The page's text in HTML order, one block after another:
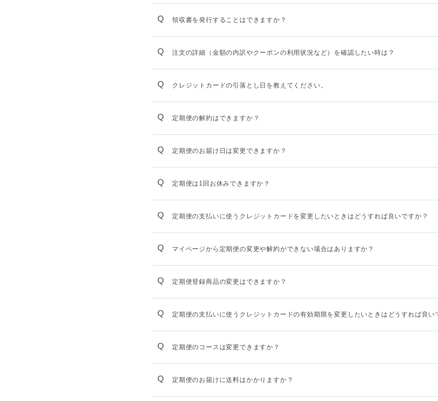
Q 領収書を発行することはできますか？
Q 注文の詳細（金額の内訳やクーポンの利用状況など）を確認したい時は？
Q クレジットカードの引落とし日を教えてください。
Q 定期便の解約はできますか？
Q 定期便のお届け日は変更できますか？
Q 定期便は1回お休みできますか？
Q 定期便の支払いに使うクレジットカードを変更したいときはどうすれば良いですか？
Q マイページから定期便の変更や解約ができない場合はありますか？
Q 定期便登録商品の変更はできますか？
Q 定期便の支払いに使うクレジットカードの有効期限を変更したいときはどうすれば良い
Q 定期便のコースは変更できますか？
Q 定期便のお届けに送料はかかりますか？